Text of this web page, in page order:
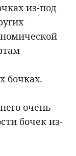
из-под
бочках.
очень
бочек из-